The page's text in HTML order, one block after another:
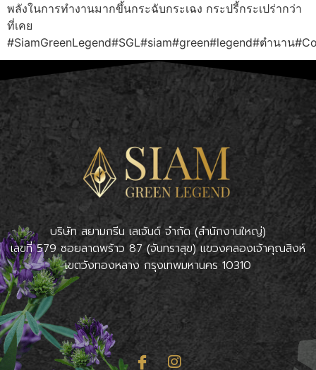
พลังในการทำงานมากขึ้นกระฉับกระเฉง กระปรี้กระเปร่ากว่า
ที่เคย
#SiamGreenLegend#SGL#siam#green#legend#ตำนาน
บริษัท สยามกรีน เลเจ้นด์ จำกัด (สำนักงานใหญ่)
เลขที่ 579 ซอยลาดพร้าว 87 (จันทราสุข) แขวงคลองเจ้าคุณสิงห์
เขตวังทองหลาง กรุงเทพมหานคร 10310